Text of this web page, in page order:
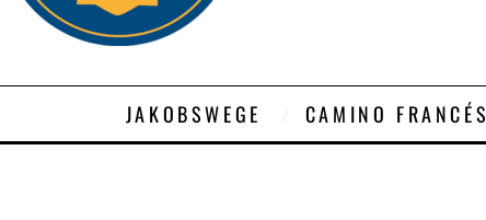
JAKOBSWEGE CAMINO FRANCÉS